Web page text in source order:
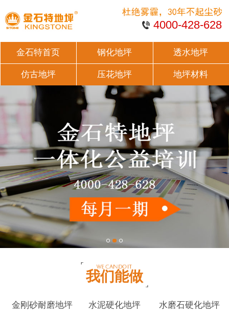
4000-428-628
金石特首页 钢化地坪 透水地坪
仿古地坪 压花地坪 地坪材料
我们能做
金刚砂耐磨地坪 水泥硬化地坪
水磨石硬化地坪